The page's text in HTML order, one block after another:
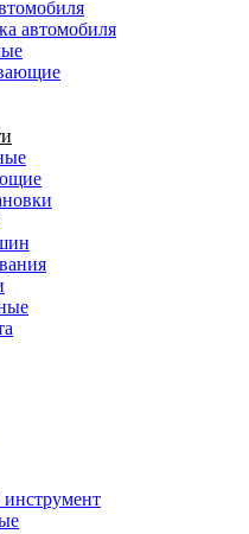
автомобиля